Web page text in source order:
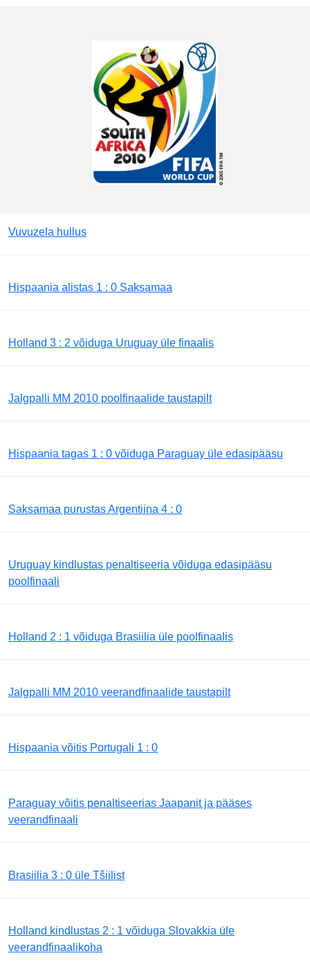
Vuvuzela hullus
Hispaania alistas 1 : 0 Saksamaa
Holland 3 : 2 võiduga Uruguay üle finaalis
Jalgpalli MM 2010 poolfinaalide taustapilt
Hispaania tagas 1 : 0 võiduga Paraguay üle edasipääsu
Saksamaa purustas Argentiina 4 : 0
Uruguay kindlustas penaltiseeria võiduga edasipääsu
poolfinaali
Holland 2 : 1 võiduga Brasiilia üle poolfinaalis
Jalgpalli MM 2010 veerandfinaalide taustapilt
Hispaania võitis Portugali 1 : 0
Paraguay võitis penaltiseerias Jaapanit ja pääses
veerandfinaali
Brasiilia 3 : 0 üle Tšiilist
Holland kindlustas 2 : 1 võiduga Slovakkia üle
veerandfinaalikoha